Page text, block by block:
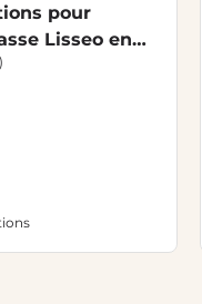
pour
Lisseo en